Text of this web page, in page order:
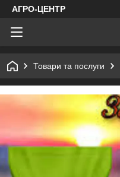
АГРО-ЦЕНТР
Товари та послуги